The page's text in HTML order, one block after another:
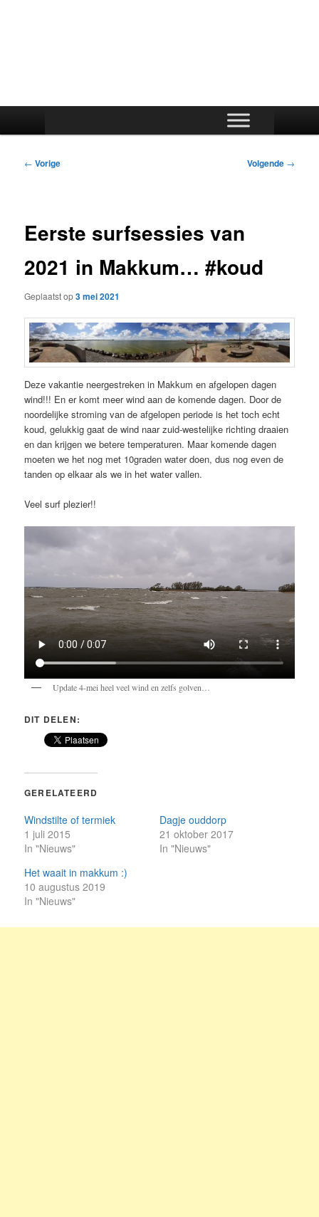
Bericht
← Vorige Volgende →
Eerste surfsessies van
2021 in Makkum… #koud
Geplaatst op3 mei 2021
Deze vakantie neergestreken in Makkum en afgelopen dagen
wind!!! En er komt meer wind aan de komende dagen. Door de
noordelijke stroming van de afgelopen periode is het toch echt
koud, gelukkig gaat de wind naar zuid-westelijke richting draaien
en dan krijgen we betere temperaturen. Maar komende dagen
moeten we het nog met 10graden water doen, dus nog even de
tanden op elkaar als we in het water vallen.
Veel surf plezier!!
Update 4-mei heel veel wind en zelfs golven…
DIT DELEN:
GERELATEERD
Windstilte of termiek
1 juli 2015
In "Nieuws"
Dagje ouddorp
21 oktober 2017
In "Nieuws"
Het waait in makkum :)
10 augustus 2019
In "Nieuws"